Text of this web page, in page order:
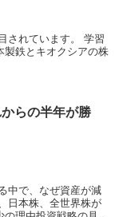
されています。 学習
製鉄とキオクシアの株
らの半年が勝
中で、なぜ資産が減
日本株、全世界株が